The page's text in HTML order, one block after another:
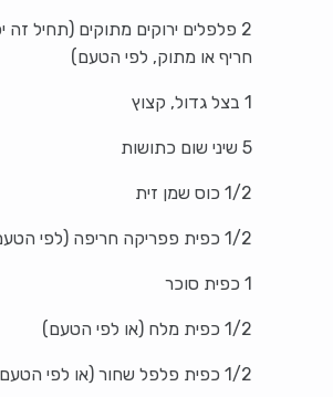
2 פלפלים ירוקים מתוקים (תחיל זה
חריף או מתוק, לפי הטעם)
1 בצל גדול, קצוץ
5 שיני שום כתושות
1/2 כוס שמן זית
1/2 כפית פפריקה חריפה (לפי הטעם)
1 כפית סוכר
1/2 כפית מלח (או לפי הטעם)
1/2 כפית פלפל שחור (או לפי הטעם)